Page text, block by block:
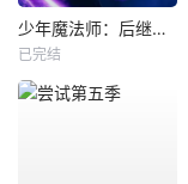
少年魔法师：后继者第三季
已完结